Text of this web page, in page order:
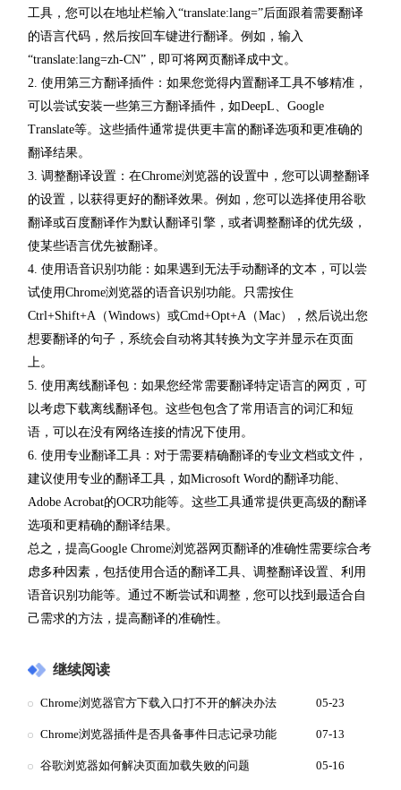
工具，您可以在地址栏输入“translate:lang=”后面跟着需要翻译
的语言代码，然后按回车键进行翻译。例如，输入
“translate:lang=zh-CN”，即可将网页翻译成中文。
2. 使用第三方翻译插件：如果您觉得内置翻译工具不够精准，
可以尝试安装一些第三方翻译插件，如DeepL、Google
Translate等。这些插件通常提供更丰富的翻译选项和更准确的
翻译结果。
3. 调整翻译设置：在Chrome浏览器的设置中，您可以调整翻译
的设置，以获得更好的翻译效果。例如，您可以选择使用谷歌
翻译或百度翻译作为默认翻译引擎，或者调整翻译的优先级，
使某些语言优先被翻译。
4. 使用语音识别功能：如果遇到无法手动翻译的文本，可以尝
试使用Chrome浏览器的语音识别功能。只需按住
Ctrl+Shift+A（Windows）或Cmd+Opt+A（Mac），然后说出您
想要翻译的句子，系统会自动将其转换为文字并显示在页面
上。
5. 使用离线翻译包：如果您经常需要翻译特定语言的网页，可
以考虑下载离线翻译包。这些包包含了常用语言的词汇和短
语，可以在没有网络连接的情况下使用。
6. 使用专业翻译工具：对于需要精确翻译的专业文档或文件，
建议使用专业的翻译工具，如Microsoft Word的翻译功能、
Adobe Acrobat的OCR功能等。这些工具通常提供更高级的翻译
选项和更精确的翻译结果。
总之，提高Google Chrome浏览器网页翻译的准确性需要综合考
虑多种因素，包括使用合适的翻译工具、调整翻译设置、利用
语音识别功能等。通过不断尝试和调整，您可以找到最适合自
己需求的方法，提高翻译的准确性。
继续阅读
Chrome浏览器官方下载入口打不开的解决办法 05-23
Chrome浏览器插件是否具备事件日志记录功能 07-13
谷歌浏览器如何解决页面加载失败的问题 05-16